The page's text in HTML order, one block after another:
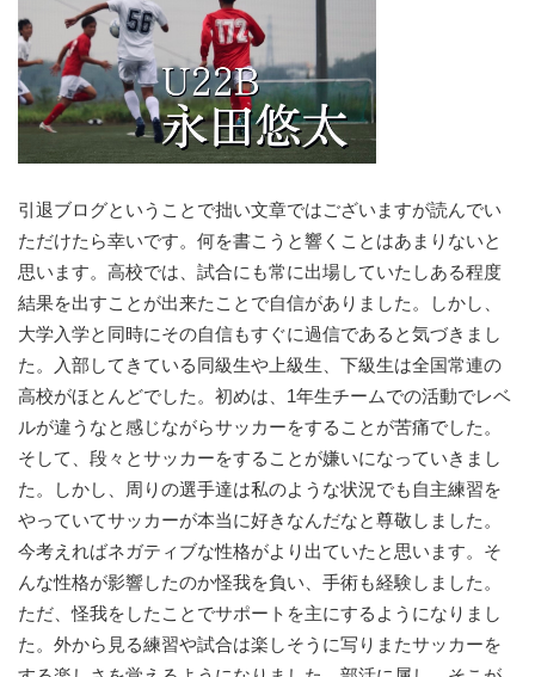
引退ブログということで拙い文章ではございますが読んでい
ただけたら幸いです。何を書こうと響くことはあまりないと
思います。高校では、試合にも常に出場していたしある程度
結果を出すことが出来たことで自信がありました。しかし、
大学入学と同時にその自信もすぐに過信であると気づきまし
た。入部してきている同級生や上級生、下級生は全国常連の
高校がほとんどでした。初めは、1年生チームでの活動でレベ
ルが違うなと感じながらサッカーをすることが苦痛でした。
そして、段々とサッカーをすることが嫌いになっていきまし
た。しかし、周りの選手達は私のような状況でも自主練習を
やっていてサッカーが本当に好きなんだなと尊敬しました。
今考えればネガティブな性格がより出ていたと思います。そ
んな性格が影響したのか怪我を負い、手術も経験しました。
ただ、怪我をしたことでサポートを主にするようになりまし
た。外から見る練習や試合は楽しそうに写りまたサッカーを